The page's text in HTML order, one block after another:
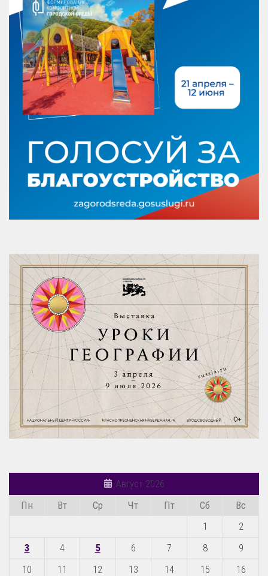
Август 2026
Пн
Вт Ср Чт Пт Сб
Вс
1
2
3
4 5 6 7 8
9
10
11 12 13 14 15
16